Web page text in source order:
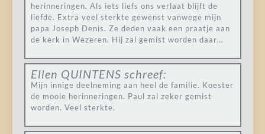
herinneringen. Als iets liefs ons verlaat blijft de
liefde. Extra veel sterkte gewenst vanwege mijn
papa Joseph Denis. Ze deden vaak een praatje aan
de kerk in Wezeren. Hij zal gemist worden daar…
Ellen QUINTENS schreef:
Mijn innige deelneming aan heel de familie. Koester
de mooie herinneringen. Paul zal zeker gemist
worden. Veel sterkte.